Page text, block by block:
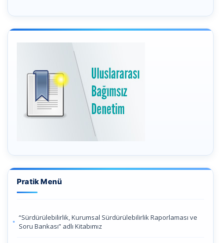
Pratik Menü
“Sürdürülebilirlik, Kurumsal Sürdürülebilirlik Raporlaması ve
Soru Bankası” adlı Kitabımız